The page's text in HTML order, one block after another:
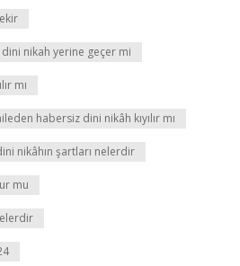
nikah yerine geçer mi
mı
habersiz dini nikâh kıyılır mı
nikâhın şartları nelerdir
mu